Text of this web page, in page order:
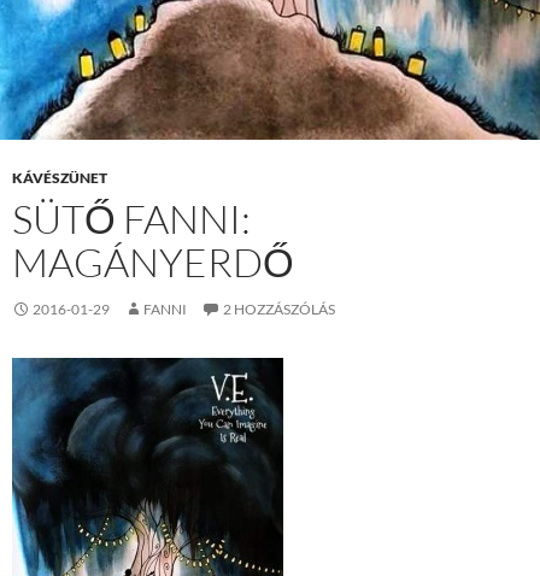
KÁVÉSZÜNET
SÜTŐ FANNI:
MAGÁNYERDŐ
2016-01-29 FANNI 2 HOZZÁSZÓLÁS